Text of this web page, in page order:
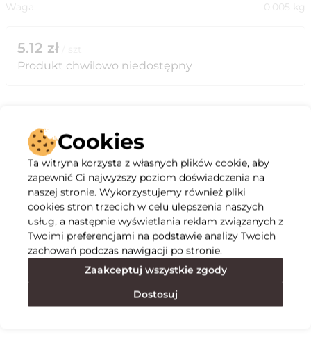
Waga
0.005 kg
5.12 zł
Produkt chwilowo niedostępny
Opis
Specyfikacja
Polecane
Cookies
Ta witryna korzysta z własnych plików cookie, aby
zapewnić Ci najwyższy poziom doświadczenia na
naszej stronie. Wykorzystujemy również pliki
cookies stron trzecich w celu ulepszenia naszych
usług, a następnie wyświetlania reklam związanych z
Twoimi preferencjami na podstawie analizy Twoich
zachowań podczas nawigacji po stronie.
Zaakceptuj wszystkie zgody
Dostosuj